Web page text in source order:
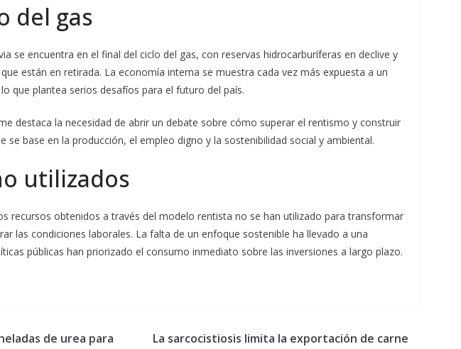
del gas
se encuentra en el final del ciclo del gas, con reservas hidrocarburíferas en declive y
están en retirada. La economía interna se muestra cada vez más expuesta a un
que plantea serios desafíos para el futuro del país.
destaca la necesidad de abrir un debate sobre cómo superar el rentismo y construir
se base en la producción, el empleo digno y la sostenibilidad social y ambiental.
utilizados
recursos obtenidos a través del modelo rentista no se han utilizado para transformar
las condiciones laborales. La falta de un enfoque sostenible ha llevado a una
públicas han priorizado el consumo inmediato sobre las inversiones a largo plazo.
de urea para
La sarcocistiosis limita la exportación de carne